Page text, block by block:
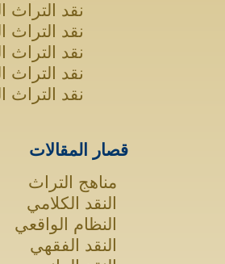
نقد التراث
نقد التراث
نقد التراث
نقد التراث
نقد التراث
قصار المقالات
مناهج التراث
النقد الكلامي
النظام الواقعي
النقد الفقهي